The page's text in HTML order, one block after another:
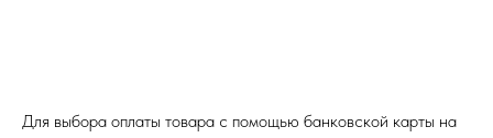
Для выбора оплаты товара с помощью банковской карты на